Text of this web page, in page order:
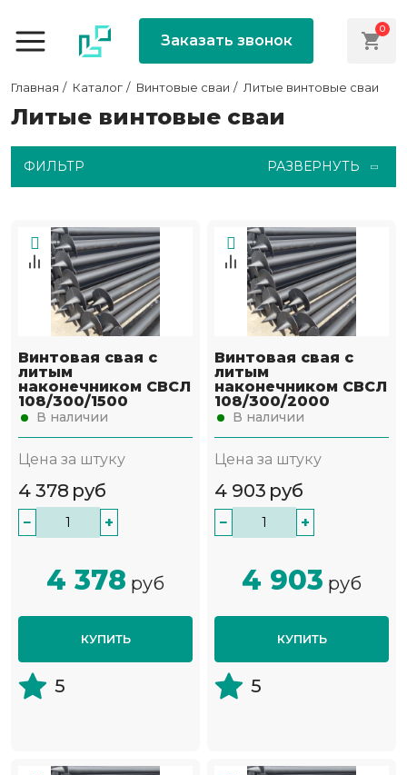
Заказать звонок
0
Главная Каталог Винтовые сваи Литые винтовые сваи
Литые винтовые сваи
ФИЛЬТР РАЗВЕРНУТЬ
Винтовая свая с
литым
наконечником СВСЛ
108/300/1500
В наличии
Цена за штуку
4 378 руб
− +
4 378 руб
КУПИТЬ
5
Винтовая свая с
литым
наконечником СВСЛ
108/300/2000
В наличии
Цена за штуку
4 903 руб
− +
4 903 руб
КУПИТЬ
5